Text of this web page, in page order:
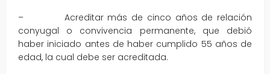
– Acreditar más de cinco años de relación
conyugal o convivencia permanente, que debió
haber iniciado antes de haber cumplido 55 años de
edad, la cual debe ser acreditada.